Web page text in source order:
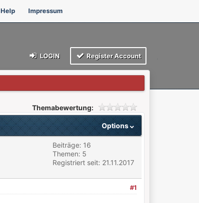
Help Impressum
LOGIN Register Account
Themabewertung:
Options
Beiträge: 16
Themen: 5
Registriert seit: 21.11.2017
#1